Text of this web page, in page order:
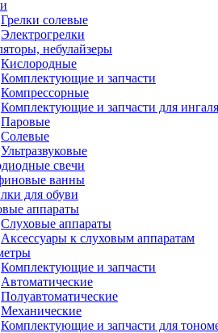
Грелки солевые
Электрогрелки
небулайзеры
Кислородные
Комплектующие и запчасти
Компрессорные
Комплектующие и запчасти для
Паровые
Солевые
Ультразвуковые
свечи
ванны
для обуви
аппараты
Слуховые аппараты
Аксессуары к слуховым аппаратам
Комплектующие и запчасти
Автоматические
Полуавтоматические
Механические
Комплектующие и запчасти для